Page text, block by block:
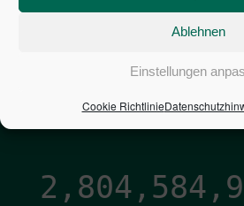
Ablehnen
Einstellungen
Cookie Richtlinie
1,601
PRO SEKUNDE